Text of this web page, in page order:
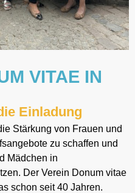
VITAE IN
Einladung
Stärkung von Frauen und
zu schaffen und
Mädchen in
Der Verein Donum vitae
schon seit 40 Jahren.